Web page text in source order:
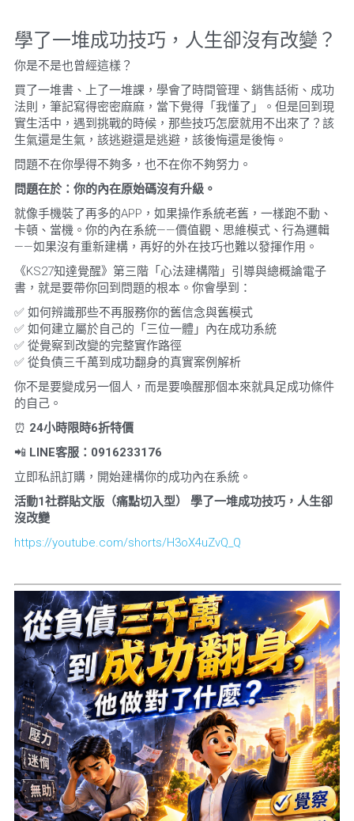
學了一堆成功技巧，人生卻沒有改變？
你是不是也曾經這樣？
買了一堆書、上了一堆課，學會了時間管理、銷售話術、成功
法則，筆記寫得密密麻麻，當下覺得「我懂了」。但是回到現
實生活中，遇到挑戰的時候，那些技巧怎麼就用不出來了？該
生氣還是生氣，該逃避還是逃避，該後悔還是後悔。
問題不在你學得不夠多，也不在你不夠努力。
問題在於：你的內在原始碼沒有升級。
就像手機裝了再多的APP，如果操作系統老舊，一樣跑不動、
卡頓、當機。你的內在系統——價值觀、思維模式、行為邏輯
——如果沒有重新建構，再好的外在技巧也難以發揮作用。
《KS27知達覺醒》第三階「心法建構階」引導與總概論電子
書，就是要帶你回到問題的根本。你會學到：
✅ 如何辨識那些不再服務你的舊信念與舊模式
✅ 如何建立屬於自己的「三位一體」內在成功系統
✅ 從覺察到改變的完整實作路徑
✅ 從負債三千萬到成功翻身的真實案例解析
你不是要變成另一個人，而是要喚醒那個本來就具足成功條件
的自己。
⏰ 24小時限時6折特價
📲 LINE客服： 0916233176
立即私訊訂購，開始建構你的成功內在系統。
活動1社群貼文版（痛點切入型）
學了一堆成功技巧，人生卻
沒改變
https://youtube.com/shorts/H3oX4uZvQ_Q